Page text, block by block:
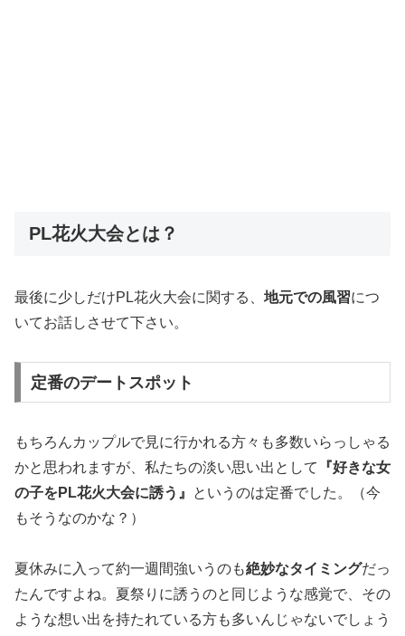
PL花火大会とは？
最後に少しだけPL花火大会に関する、 地元での風習につ
いてお話しさせて下さい。
定番のデートスポット
もちろんカップルで見に行かれる方々も多数いらっしゃる
かと思われますが、私たちの淡い思い出として
『好きな女
の子をPL花火大会に誘う』
というのは定番でした。（今
もそうなのかな？）
夏休みに入って約一週間強いうのも絶妙なタイミングだっ
たんですよね。夏祭りに誘うのと同じような感覚で、その
ような想い出を持たれている方も多いんじゃないでしょう